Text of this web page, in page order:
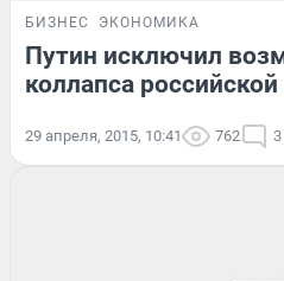
БИЗНЕС ЭКОНОМИКА
Путин исключил
коллапса
29 апреля, 2015, 10:41 762 3